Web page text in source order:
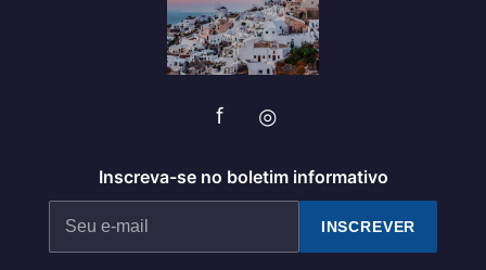
f ◎
Inscreva-se no boletim informativo
INSCREVER